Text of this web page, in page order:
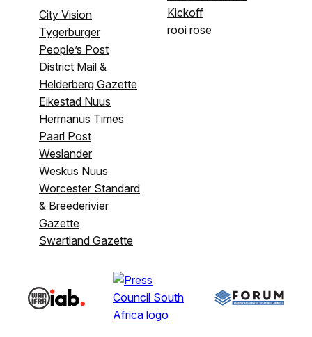
City Vision
Tygerburger
People’s Post
District Mail &
Helderberg Gazette
Eikestad Nuus
Hermanus Times
Paarl Post
Weslander
Weskus Nuus
Worcester Standard
& Breederivier
Gazette
Swartland Gazette
Kickoff
rooi rose